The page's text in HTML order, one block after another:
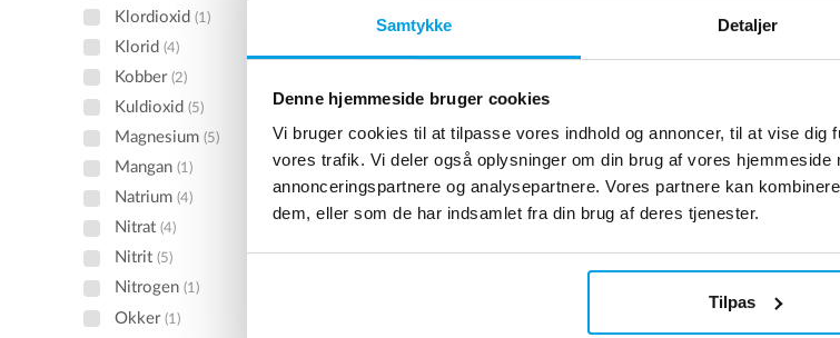
Samtykke Detaljer
Denne hjemmeside bruger cookies
Vi bruger cookies til at tilpasse vores indhold og annoncer, til at vise dig
vores trafik. Vi deler også oplysninger om din brug af vores
annonceringspartnere og analysepartnere. Vores partnere kan
dem, eller som de har indsamlet fra din brug af deres tjenester.
Tilpas
Klordioxid(1)
Klorid(4)
Kobber(2)
Kuldioxid(5)
Magnesium(5)
Mangan(1)
Natrium(4)
Nitrat(4)
Nitrit(5)
Nitrogen(1)
Okker(1)